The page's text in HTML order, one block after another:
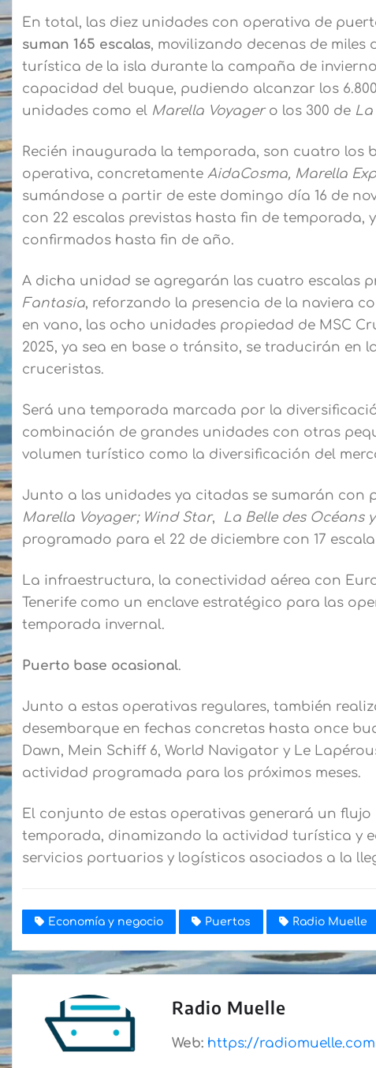
En total, las diez unidades con operativa de
suman 165 escalas, movilizando decenas de
turística de la isla durante la campaña de
capacidad del buque, pudiendo alcanzar los
unidades como el Marella Voyagero los 300 de La
Recién inaugurada la temporada, son cuatro los
operativa, concretamente AidaCosma, Marella
sumándose a partir de este domingo día 16 de
con 22 escalas previstas hasta fin de temporada,
confirmados hasta fin de año.
A dicha unidad se agregarán las cuatro escalas
Fantasia, reforzando la presencia de la naviera
en vano, las ocho unidades propiedad de MSC
2025, ya sea en base o tránsito, se traducirán en
cruceristas.
Será una temporada marcada por la
combinación de grandes unidades con otras
volumen turístico como la diversificación del
Junto a las unidades ya citadas se sumarán con
Marella Voyager; Wind Star, La Belle des Océans
programado para el 22 de diciembre con 17
La infraestructura, la conectividad aérea con
Tenerife como un enclave estratégico para las
temporada invernal.
Puerto base ocasional.
Junto a estas operativas regulares, también
desembarque en fechas concretas hasta once
Dawn, Mein Schiff 6, World Navigator y Le
actividad programada para los próximos meses.
El conjunto de estas operativas generará un
temporada, dinamizando la actividad turística y
servicios portuarios y logísticos asociados a la
Economía y negocio Puertos Radio Muelle
Radio Muelle
Web: https://radiomuelle.com